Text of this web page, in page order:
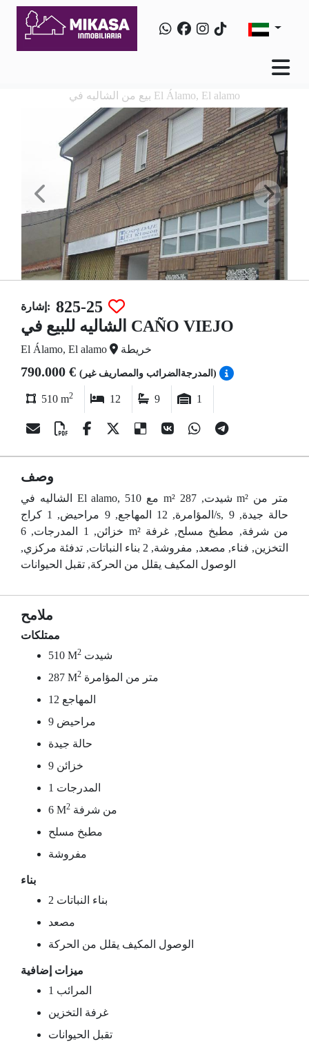
بيع من الشاليه في El Álamo, El alamo
إشارة: 825-25
الشاليه للبيع في CAÑO VIEJO
El Álamo, El alamo خريطة
790.000 € (المدرجةالضرائب والمصاريف غير)
510 m2 12 9 1
وصف
الشاليه في El alamo, مع 510 m² شيدت, 287 m² متر من
المؤامرة, 12 المهاجع, 9 مراحيض, 1 كراج/s, حالة جيدة, 9
خزائن, 1 المدرجات, 6 m² من شرفة, مطبخ مسلح, غرفة
التخزين, فناء, مصعد, مفروشة, 2 بناء النباتات, تدفئة مركزي,
الوصول المكيف يقلل من الحركة, تقبل الحيوانات
ملامح
ممتلكات
510 M2 شيدت
287 M2 متر من المؤامرة
12 المهاجع
9 مراحيض
حالة جيدة
9 خزائن
1 المدرجات
6 M2 من شرفة
مطبخ مسلح
مفروشة
بناء
2 بناء النباتات
مصعد
الوصول المكيف يقلل من الحركة
ميزات إضافية
1 المرائب
غرفة التخزين
تقبل الحيوانات